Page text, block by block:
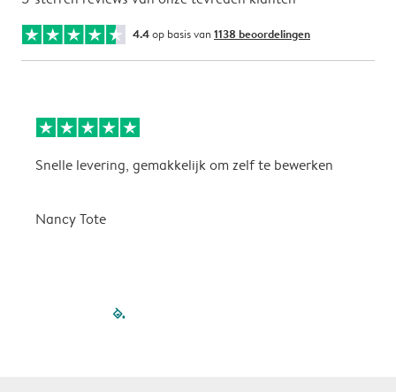
4.4op basis van 1138 beoordelingen
Snelle levering, gemakkelijk om zelf te bewerken
Nancy Tote
filled-pagination